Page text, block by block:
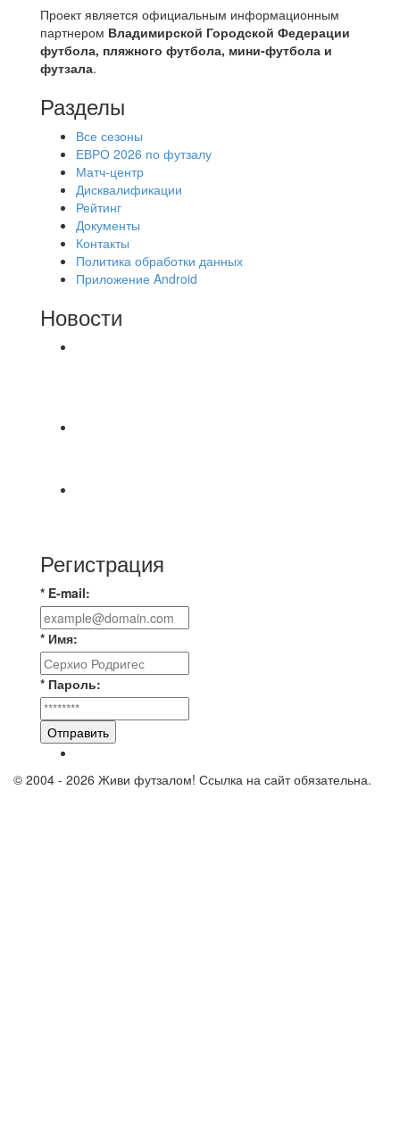
Проект является официальным информационным
партнером Владимирской Городской Федерации
футбола, пляжного футбола, мини-футбола и
футзала.
Разделы
Все сезоны
ЕВРО 2026 по футзалу
Матч-центр
Дисквалификации
Рейтинг
Документы
Контакты
Политика обработки данных
Приложение Android
Новости
Регистрация
* E-mail:
* Имя:
* Пароль:
Отправить
© 2004 - 2026 Живи футзалом! Ссылка на сайт обязательна.